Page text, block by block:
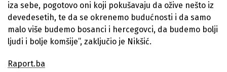
iza sebe, pogotovo oni koji pokušavaju da ožive nešto iz
devedesetih, te da se okrenemo budućnosti i da samo
malo više budemo bosanci i hercegovci, da budemo bolji
ljudi i bolje komšije”, zaključio je Nikšić.
Raport.ba